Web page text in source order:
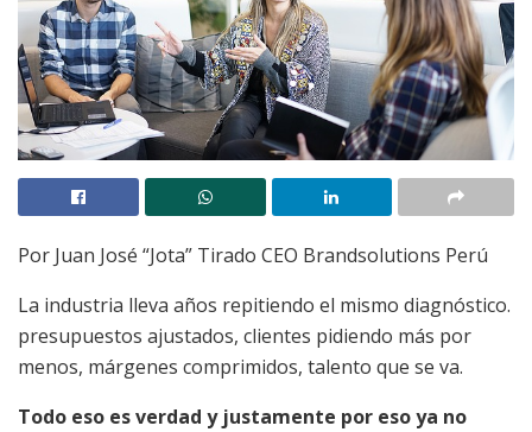
Por Juan José “Jota” Tirado CEO Brandsolutions Perú
La industria lleva años repitiendo el mismo diagnóstico.
presupuestos ajustados, clientes pidiendo más por
menos, márgenes comprimidos, talento que se va.
Todo eso es verdad y justamente por eso ya no